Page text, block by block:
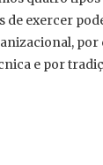
de exercer
por
e por